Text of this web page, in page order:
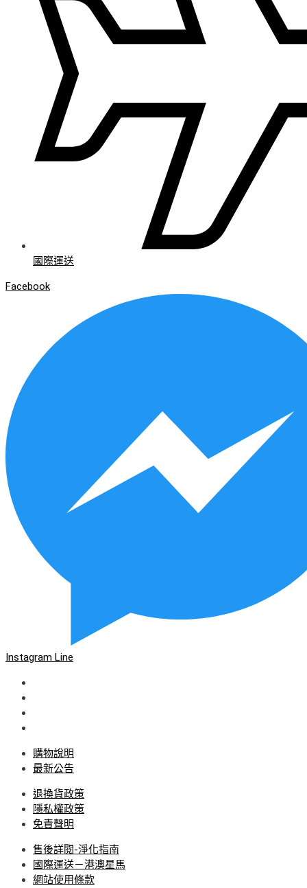
國際運送
Facebook
Instagram Line
購物說明
最新公告
退換貨政策
隱私權政策
免責聲明
售後詳閱-淨化指南
國際運送－港澳星馬
網站使用條款